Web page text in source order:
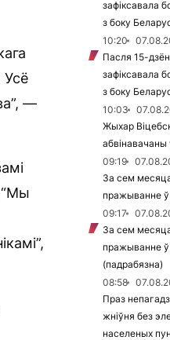
Усё
—
зафіксавала
з боку
10:20
Пасля 15-
зафіксавала
з боку
10:03
Жыхар
09:19
За сем
пражыванне
09:17
За сем
пражыванне
(падрабязна)
08:58
Праз
жніўня без
населеных